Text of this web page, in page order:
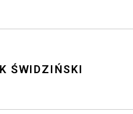
ŚWIDZIŃSKI